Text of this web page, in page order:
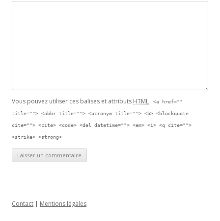
Vous pouvez utiliser ces balises et attributs HTML : <a href=""
title=""> <abbr title=""> <acronym title=""> <b> <blockquote
cite=""> <cite> <code> <del datetime=""> <em> <i> <q cite="">
<strike> <strong>
Contact | Mentions légales